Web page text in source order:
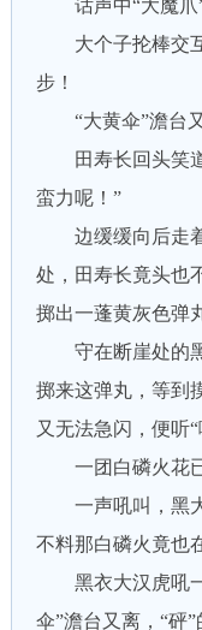
话声中“大魔爪”
大个子抡棒交互
步！
“大黄伞”澹台又
田寿长回头笑道
蛮力呢！”
边缓缓向后走着
处，田寿长竟头也
掷出一蓬黄灰色
守在断崖处的黑
掷来这弹丸，等到
又无法急闪，便听“
一团白磷火花
一声吼叫，黑大
不料那白磷火竟
黑衣大汉虎吼一
伞”澹台又离，“砰